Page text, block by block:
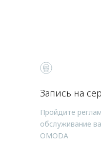
Запись на
Пройдите
обслуживание
OMODA